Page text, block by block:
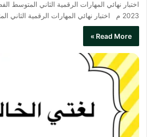
2023 م اختبار نهائي المهارات الرقمية الثاني المتوسط​ اختبار…
Read More »